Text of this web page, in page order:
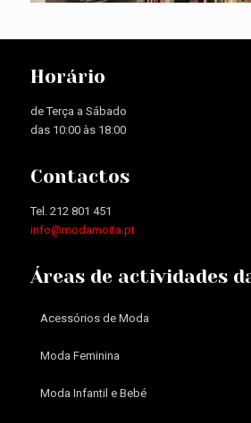
Horário
de Terça a Sábado
das 10:00 às 18:00
Contactos
Tel. 212 801 451
info@modamoita.pt
Áreas de actividades
Acessórios de Moda
Moda Feminina
Moda Infantil e Bebé